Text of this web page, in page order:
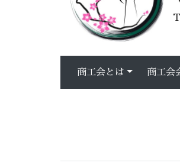
商工会とは 商工会